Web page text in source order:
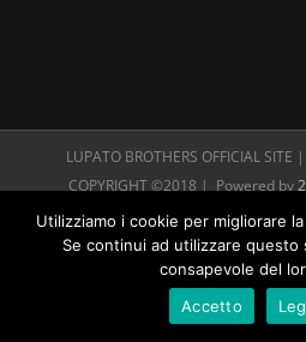
LUPATO BROTHERS OFFICIAL SITE
COPYRIGHT ©2018 | Powered by
Utilizziamo i cookie per migliorare
Se continui ad utilizzare
consapevole del
Accetto